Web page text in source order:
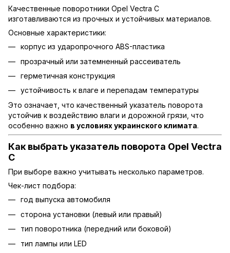
Качественные поворотники Opel Vectra C
изготавливаются из прочных и устойчивых материалов.
Основные характеристики:
корпус из ударопрочного ABS-пластика
прозрачный или затемненный рассеиватель
герметичная конструкция
устойчивость к влаге и перепадам температуры
Это означает, что качественный указатель поворота
устойчив к воздействию влаги и дорожной грязи, что
особенно важно в условиях украинского климата.
Как выбрать указатель поворота Opel Vectra
C
При выборе важно учитывать несколько параметров.
Чек-лист подбора:
год выпуска автомобиля
сторона установки (левый или правый)
тип поворотника (передний или боковой)
тип лампы или LED